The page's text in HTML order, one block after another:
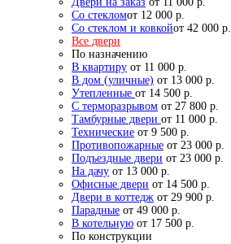
Со стекломот 12 000 р.
Со стеклом и ковкойот 42 000 р.
Все двери
По назначению
В квартиру от 11 000 р.
В дом (уличные) от 13 000 р.
Утепленные от 14 500 р.
С терморазрывом от 27 800 р.
Тамбурные двери от 11 000 р.
Технические от 9 500 р.
Противопожарные от 23 000 р.
Подъездные двери от 23 000 р.
На дачу от 13 000 р.
Офисные двери от 14 500 р.
Двери в коттедж от 29 900 р.
Парадные от 49 000 р.
В котельную от 17 500 р.
По конструкции